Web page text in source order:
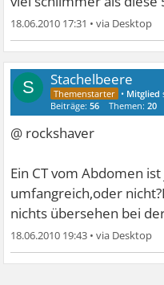
18.06.2010 17:31 •
S Stachelbeere
• Mitglied
Beiträge:56 Themen:20
@ rockshaver
Ein CT vom Abdomen
umfangreich,oder
nichts übersehen bei
18.06.2010 19:43 •